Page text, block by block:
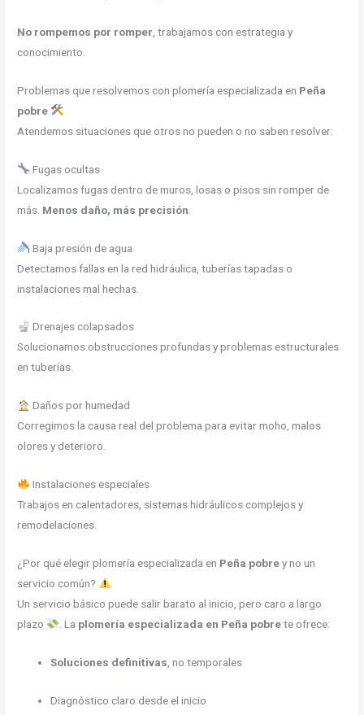
No rompemos por romper , trabajamos con estrategia y
conocimiento.
Problemas que resolvemos con plomería especializada en Peña
pobre
Atendemos situaciones que otros no pueden o no saben resolver:
Fugas ocultas
Localizamos fugas dentro de muros, losas o pisos sin romper de
más. Menos daño, más precisión
Baja presión de agua
Detectamos fallas en la red hidráulica, tuberías tapadas o
instalaciones mal hechas.
Drenajes colapsados
Solucionamos obstrucciones profundas y problemas estructurales
en tuberías.
Daños por humedad
Corregimos la causa real del problema para evitar moho, malos
olores y deterioro.
Instalaciones especiales
Trabajos en calentadores, sistemas hidráulicos complejos y
remodelaciones.
¿Por qué elegir plomería especializada en Peña pobrey no un
servicio común?
Un servicio básico puede salir barato al inicio, pero caro a largo
plazo
. La plomería especializada en Peña pobrete ofrece:
Soluciones definitivas , no temporales
Diagnóstico claro desde el inicio